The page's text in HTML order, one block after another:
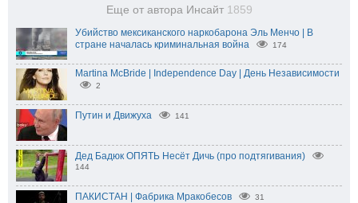
Еще от автора Инсайт 1859
Убийство мексиканского наркобарона Эль Менчо | В
стране началась криминальная война
174
Martina McBride | Independence Day | День Независимости
2
Путин и Движуха 141
Дед Бадюк ОПЯТЬ Несёт Дичь (про подтягивания)
144
ПАКИСТАН | Фабрика Мракобесов 31